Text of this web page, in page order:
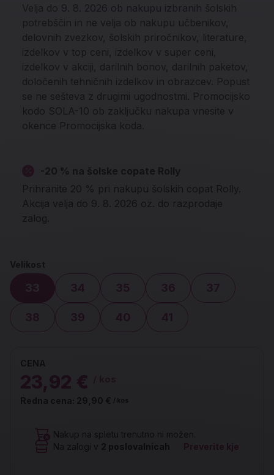
Velja do 9. 8. 2026 ob nakupu izbranih šolskih
potrebščin in ne velja ob nakupu učbenikov,
delovnih zvezkov, šolskih priročnikov, literature,
izdelkov v top ceni, izdelkov v super ceni,
izdelkov v akciji, darilnih bonov, darilnih paketov,
določenih tehničnih izdelkov in obrazcev. Popust
se ne sešteva z drugimi ugodnostmi. Promocijsko
kodo SOLA-10 ob zaključku nakupa vnesite v
okence Promocijska koda.
-20 % na šolske copate Rolly
Prihranite 20 % pri nakupu šolskih copat Rolly.
Akcija velja do 9. 8. 2026 oz. do razprodaje
zalog.
Velikost
33 34 35 36 37
38 39 40 41
CENA
23,92 €
Redna cena: 29,90 € / kos
Nakup na spletu trenutno ni možen.
Na zalogi v 2 poslovalnicah Preverite kje